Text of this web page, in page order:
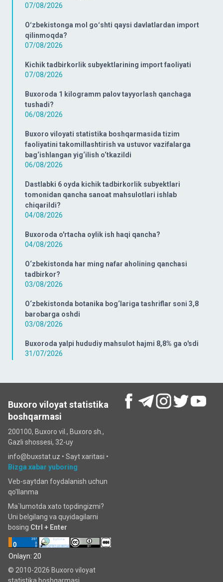
07/08/2026
Oʻzbekistonga mol goʻshti qaysi davlatlardan import
qilinmoqda?
07/08/2026
Kichik tadbirkorlik subyektlarining import faoliyati
07/08/2026
Buxoroda 1 kilogramm palov tayyorlash qanchaga
tushadi?
06/08/2026
Buxoro viloyati statistika boshqarmasida tizim
faoliyatini takomillashtirish va ustuvor vazifalarga
bag‘ishlangan yig‘ilish o‘tkazildi
06/08/2026
Dastlabki 6 oyda kichik tadbirkorlik subyektlari
tomonidan qancha sanoat mahsulotlari ishlab
chiqarildi?
04/08/2026
Buxoroda o'rtacha oylik ish haqi qancha?
04/08/2026
O‘zbekistonda har ming nafar aholining qanchasi
tadbirkor?
03/08/2026
O‘zbekistonda botanika bog‘lariga tashriflar soni 3,8
barobarga oshdi
03/08/2026
Buxoroda yalpi hududiy mahsulot hajmi 8,8% ga o'sdi
31/07/2026
Buxoro viloyat statistika
boshqarmasi
200100, Buxoro vil., Buxoro sh.,
Gazli shossesi, 32-uy
info@buxstat.uz • Sayt xaritasi •
Bizga xabar yuboring
Veb-saytdan foydalanish uchun
qo'llanma
Ma`lumotda xato topdingizmi?
Uni belgilang va quyidagilarni
bosing Ctrl + Enter
Onlayn: 20
© 2010-2026 Buxoro viloyat